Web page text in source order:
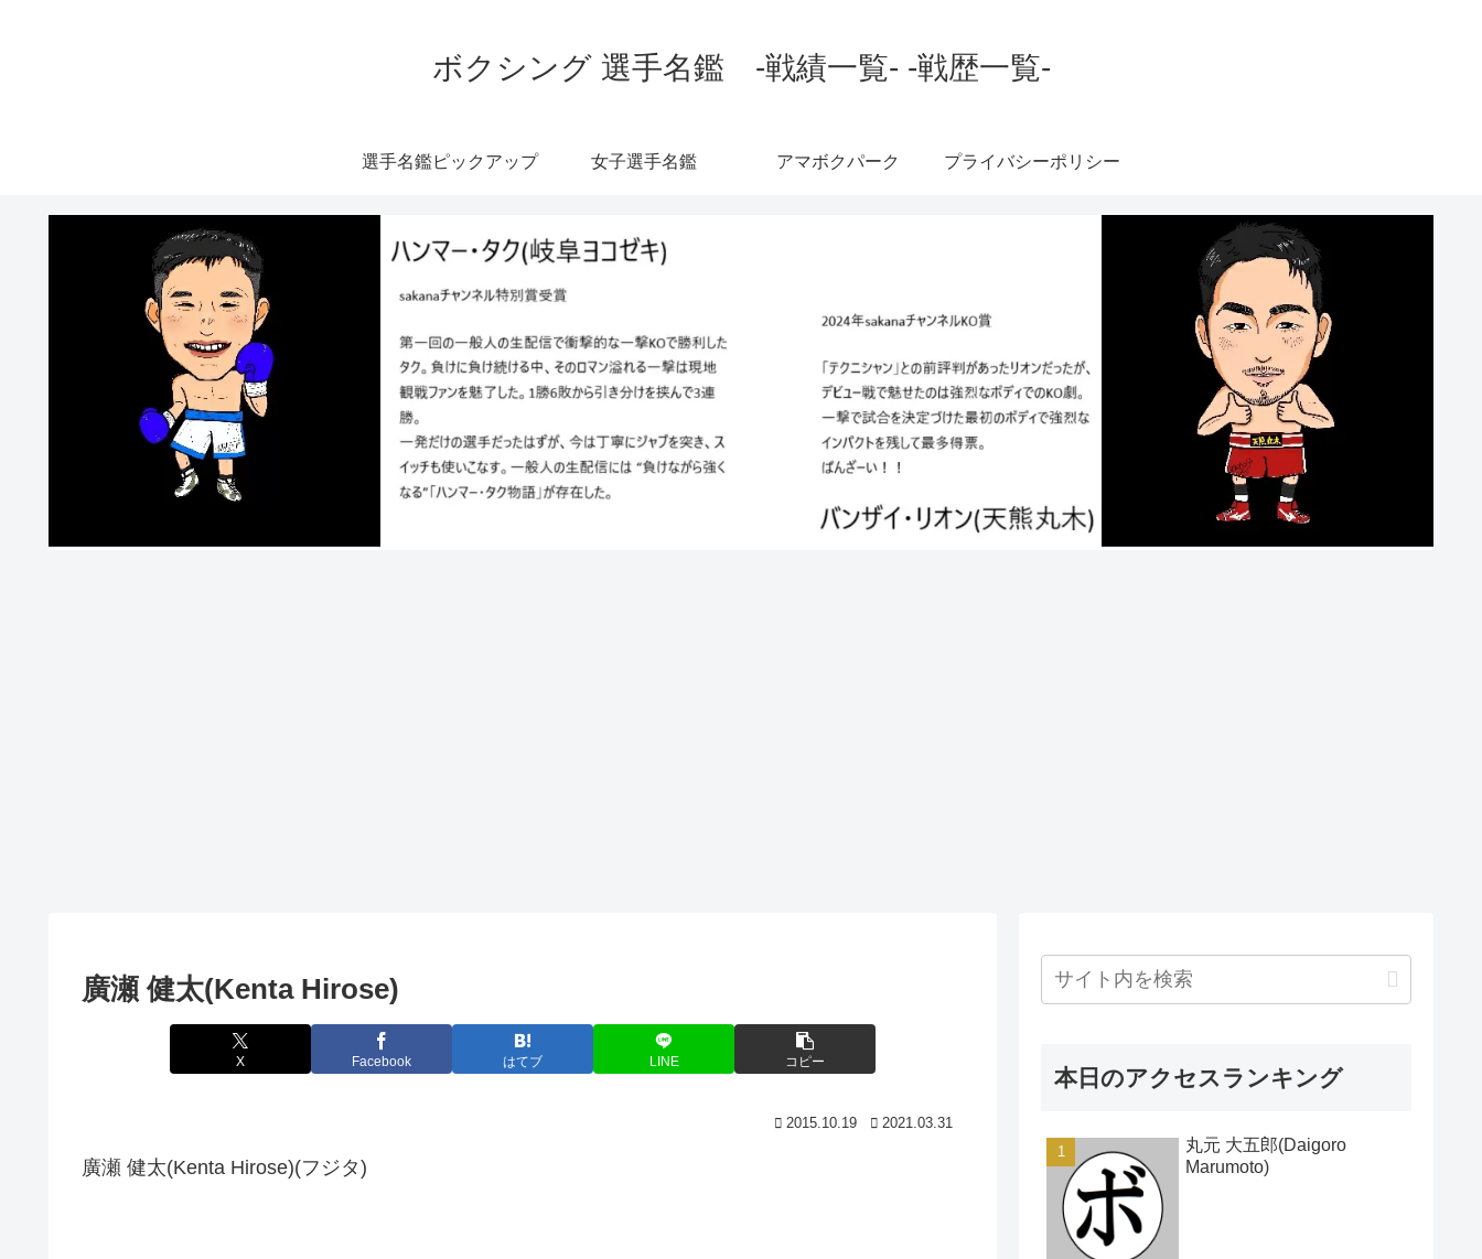
ボクシング 選手名鑑 -戦績一覧- -戦歴一覧-
選手名鑑ピックアップ 女子選手名鑑 アマボクパーク プライバシーポリシー
廣瀬 健太(Kenta Hirose)
X Facebook はてブ LINE コピー
2015.10.19 2021.03.31
廣瀬 健太(Kenta Hirose)(フジタ)
本日のアクセスランキング
丸元 大五郎(Daigoro
Marumoto)